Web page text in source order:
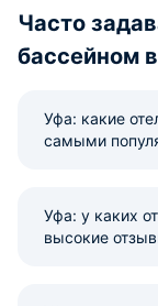
Часто
бассейном
Уфа: какие
самыми
Уфа: у каких
высокие